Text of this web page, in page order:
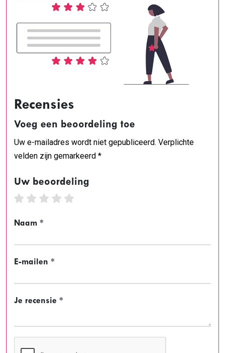
Recensies
Voeg een beoordeling toe
Uw e-mailadres wordt niet gepubliceerd. Verplichte
velden zijn gemarkeerd *
Uw beoordeling
4 stars
3 stars
2 stars
1 star
Naam *
E-mailen *
Je recensie *